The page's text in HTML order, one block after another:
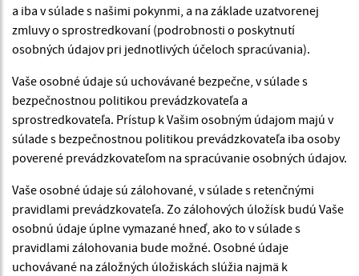
a iba v súlade s našimi pokynmi, a na základe uzatvorenej
zmluvy o sprostredkovaní (podrobnosti o poskytnutí
osobných údajov pri jednotlivých účeloch spracúvania).
Vaše osobné údaje sú uchovávané bezpečne, v súlade s
bezpečnostnou politikou prevádzkovateľa a
sprostredkovateľa. Prístup k Vašim osobným údajom majú v
súlade s bezpečnostnou politikou prevádzkovateľa iba osoby
poverené prevádzkovateľom na spracúvanie osobných údajov.
Vaše osobné údaje sú zálohované, v súlade s retenčnými
pravidlami prevádzkovateľa. Zo zálohových úložísk budú Vaše
osobnú údaje úplne vymazané hneď, ako to v súlade s
pravidlami zálohovania bude možné. Osobné údaje
uchovávané na záložných úložiskách slúžia najmä k